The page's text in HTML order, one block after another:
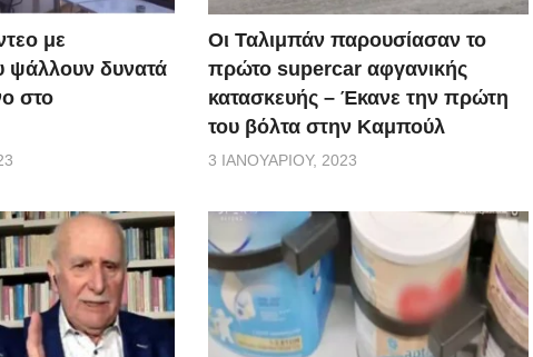
με
ψάλλουν δυνατά
στο
Οι Ταλιμπάν παρουσίασαν το
πρώτο supercar αφγανικής
κατασκευής – Έκανε την πρώτη
του βόλτα στην Καμπούλ
3 ΙΑΝΟΥΑΡΊΟΥ, 2023